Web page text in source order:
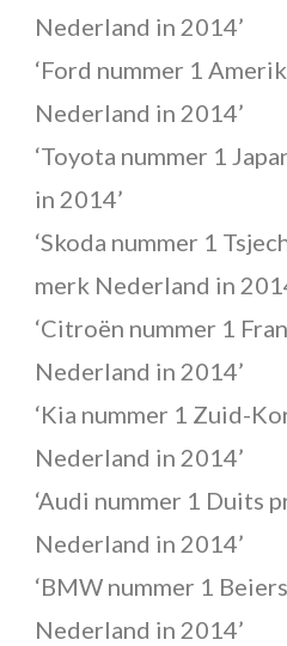
Nederland in 2014’
‘Ford nummer 1
Nederland in 2014’
‘Toyota nummer 1
in 2014’
‘Skoda nummer 1
merk Nederland in
‘Citroën nummer 1
Nederland in 2014’
‘Kia nummer 1 Zuid-
Nederland in 2014’
‘Audi nummer 1 Duits
Nederland in 2014’
‘BMW nummer 1
Nederland in 2014’